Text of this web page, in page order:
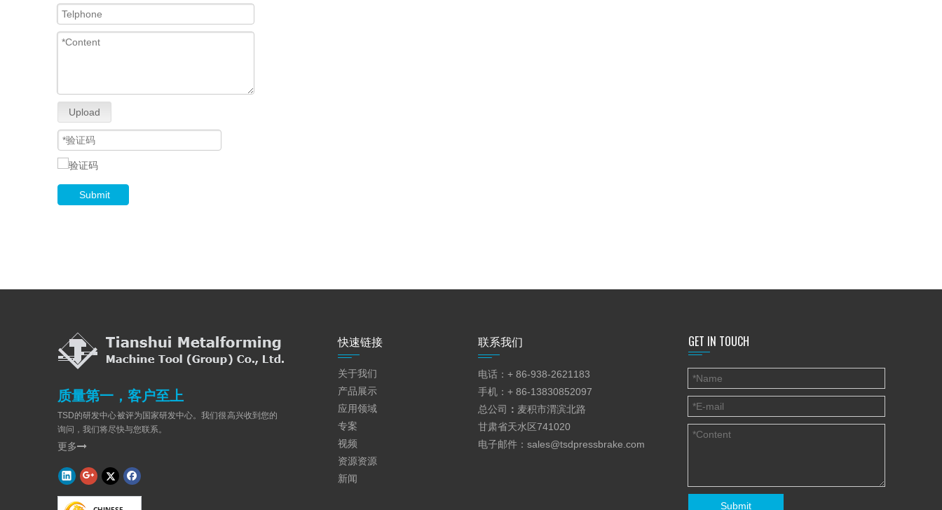
Upload
Submit
质量第一，客户至上
TSD的研发中心被评为国家研发中心。我们很高兴收到您的
询问，我们将尽快与您联系。
更多
快速链接
关于我们
产品展示
应用领域
专案
视频
资源资源
新闻
联系我们
电话：+ 86-938-2621183
手机：+ 86-13830852097
总公司 ： 麦积市渭滨北路
甘肃省天水区741020
电子邮件： sales@tsdpressbrake.com
GET IN TOUCH
Submit